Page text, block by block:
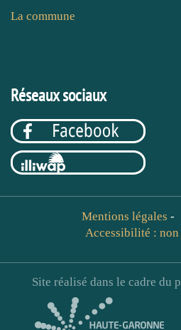
La commune
Réseaux sociaux
Mentions légales -
Accessibilité :
Site réalisé dans le cadre du